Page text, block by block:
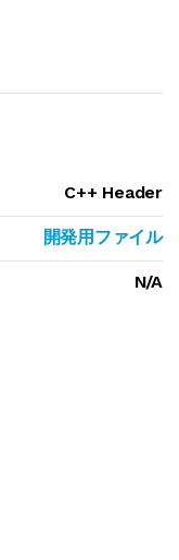
C++ Header
開発用ファイル
N/A